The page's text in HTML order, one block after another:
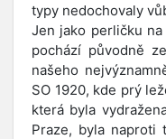
typy nedochovaly
Jen jako perličku
pochází původně
našeho
SO 1920, kde prý
která byla
Praze, byla naproti